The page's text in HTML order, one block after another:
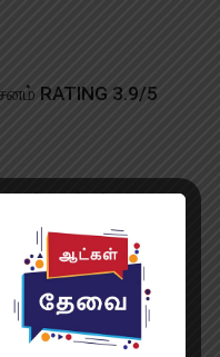
RATING 3.9/5
செய்யும் படமா?!
RATING 2/5
2.9/5